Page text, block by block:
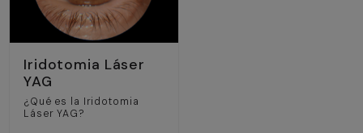
Iridotomia Láser
YAG
¿Qué es la Iridotomia
Láser YAG?